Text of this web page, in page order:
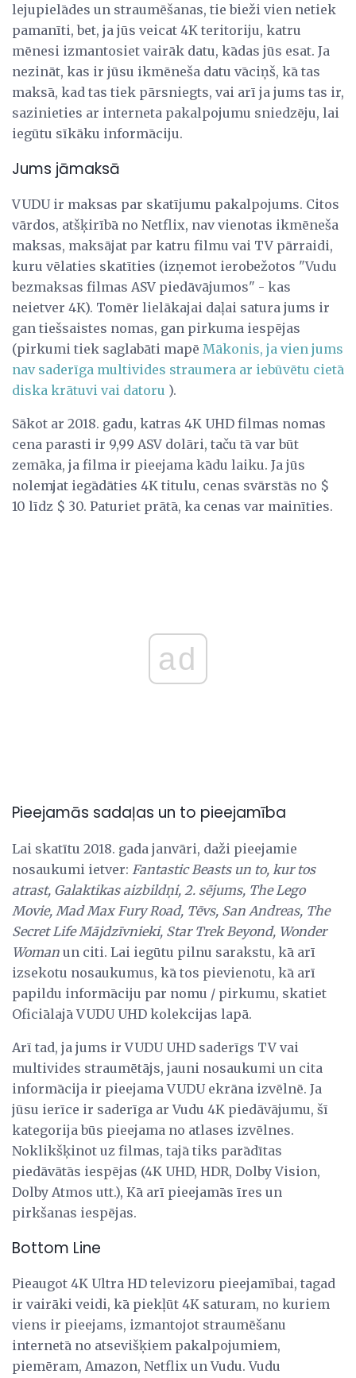
lejupielādes un straumēšanas, tie bieži vien netiek
pamanīti, bet, ja jūs veicat 4K teritoriju, katru
mēnesi izmantosiet vairāk datu, kādas jūs esat. Ja
nezināt, kas ir jūsu ikmēneša datu vāciņš, kā tas
maksā, kad tas tiek pārsniegts, vai arī ja jums tas ir,
sazinieties ar interneta pakalpojumu sniedzēju, lai
iegūtu sīkāku informāciju.
Jums jāmaksā
VUDU ir maksas par skatījumu pakalpojums. Citos
vārdos, atšķirībā no Netflix, nav vienotas ikmēneša
maksas, maksājat par katru filmu vai TV pārraidi,
kuru vēlaties skatīties (izņemot ierobežotos "Vudu
bezmaksas filmas ASV piedāvājumos" - kas
neietver 4K). Tomēr lielākajai daļai satura jums ir
gan tiešsaistes nomas, gan pirkuma iespējas
(pirkumi tiek saglabāti mapē Mākonis, ja vien jums
nav saderīga multivides straumera ar iebūvētu cietā
diska krātuvi vai datoru ).
Sākot ar 2018. gadu, katras 4K UHD filmas nomas
cena parasti ir 9,99 ASV dolāri, taču tā var būt
zemāka, ja filma ir pieejama kādu laiku. Ja jūs
nolemjat iegādāties 4K titulu, cenas svārstās no $
10 līdz $ 30. Paturiet prātā, ka cenas var mainīties.
ad
Pieejamās sadaļas un to pieejamība
Lai skatītu 2018. gada janvāri, daži pieejamie
nosaukumi ietver: Fantastic Beasts un to, kur tos
atrast, Galaktikas aizbildņi, 2. sējums, The Lego
Movie, Mad Max Fury Road, Tēvs, San Andreas, The
Secret Life Mājdzīvnieki, Star Trek Beyond, Wonder
Woman un citi. Lai iegūtu pilnu sarakstu, kā arī
izsekotu nosaukumus, kā tos pievienotu, kā arī
papildu informāciju par nomu / pirkumu, skatiet
Oficiālajā VUDU UHD kolekcijas lapā.
Arī tad, ja jums ir VUDU UHD saderīgs TV vai
multivides straumētājs, jauni nosaukumi un cita
informācija ir pieejama VUDU ekrāna izvēlnē. Ja
jūsu ierīce ir saderīga ar Vudu 4K piedāvājumu, šī
kategorija būs pieejama no atlases izvēlnes.
Noklikšķinot uz filmas, tajā tiks parādītas
piedāvātās iespējas (4K UHD, HDR, Dolby Vision,
Dolby Atmos utt.), Kā arī pieejamās īres un
pirkšanas iespējas.
Bottom Line
Pieaugot 4K Ultra HD televizoru pieejamībai, tagad
ir vairāki veidi, kā piekļūt 4K saturam, no kuriem
viens ir pieejams, izmantojot straumēšanu
internetā no atsevišķiem pakalpojumiem,
piemēram, Amazon, Netflix un Vudu. Vudu